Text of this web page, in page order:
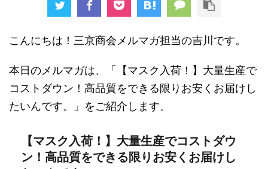
こんにちは！三京商会メルマガ担当の吉川です。
本日のメルマガは、「【マスク入荷！】大量生産で
コストダウン！高品質をできる限りお安くお届けし
たいんです。」をご紹介します。
【マスク入荷！】大量生産でコストダウ
ン！高品質をできる限りお安くお届けし